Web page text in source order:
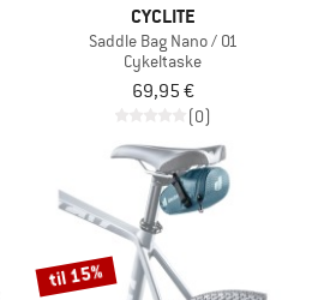
CYCLITE
Saddle Bag Nano / 01
Cykeltaske
69,95 €
(0)
til 15%